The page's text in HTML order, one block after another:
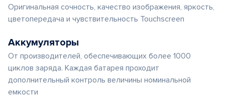
Оригинальная сочность, качество изображения, яркость,
цветопередача и чувствительность Touchscreen
Аккумуляторы
От производителей, обеспечивающих более 1000
циклов заряда. Каждая батарея проходит
дополнительный контроль величины номинальной
емкости